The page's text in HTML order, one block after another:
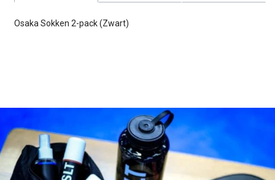
Osaka Sokken 2-pack (Zwart)